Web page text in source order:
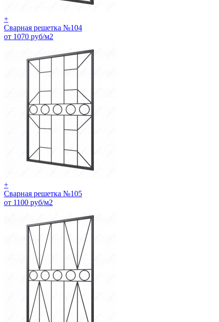
+
Сварная решетка №104
от 1070 руб/м2
+
Сварная решетка №105
от 1100 руб/м2